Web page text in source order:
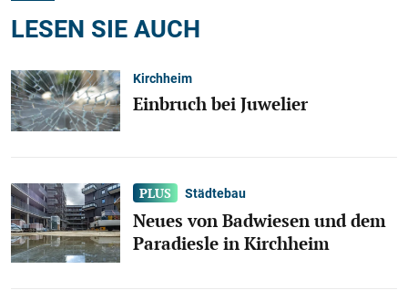
LESEN SIE AUCH
Kirchheim
Einbruch bei Juwelier
Städtebau
Neues von Badwiesen und dem
Paradiesle in Kirchheim